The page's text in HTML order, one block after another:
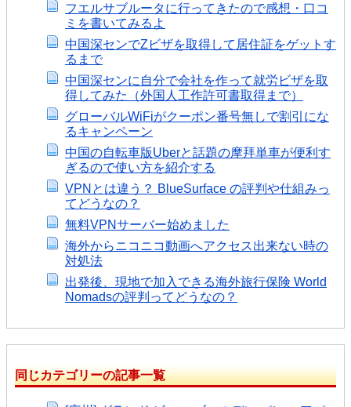
フエルサブルータに行ってきたので感想・口コ
ミを書いてみるよ
中国深センでZビザを取得して居住証をゲットす
るまで
中国深センに自分で会社を作って就労ビザを取
得してみた（外国人工作許可書取得まで）
グローバルWiFiがクーポン番号無しで割引にな
るキャンペーン
中国の自転車版Uberと話題の摩拜単車が便利す
ぎるので使い方を紹介する
VPNとは違う？ BlueSurface の評判や仕組みっ
てどうなの？
無料VPNサーバー始めました
海外からニコニコ動画へアクセス出来ない時の
対処法
出発後、現地で加入できる海外旅行保険 World
Nomadsの評判ってどうなの？
同じカテゴリーの記事一覧